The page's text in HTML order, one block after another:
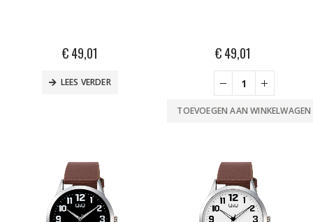
€49,01
LEES VERDER
€49,01
TOEVOEGEN AAN WINKELWAGEN